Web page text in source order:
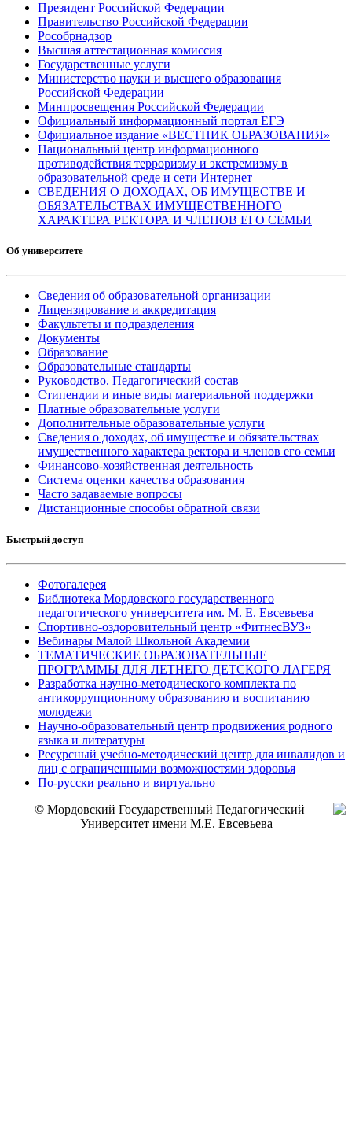
Президент Российской Федерации
Правительство Российской Федерации
Рособрнадзор
Высшая аттестационная комиссия
Государственные услуги
Министерство науки и высшего образования
Российской Федерации
Минпросвещения Российской Федерации
Официальный информационный портал ЕГЭ
Официальное издание «ВЕСТНИК ОБРАЗОВАНИЯ»
Национальный центр информационного
противодействия терроризму и экстремизму в
образовательной среде и сети Интернет
СВЕДЕНИЯ О ДОХОДАХ, ОБ ИМУЩЕСТВЕ И
ОБЯЗАТЕЛЬСТВАХ ИМУЩЕСТВЕННОГО
ХАРАКТЕРА РЕКТОРА И ЧЛЕНОВ ЕГО СЕМЬИ
Об университете
Сведения об образовательной организации
Лицензирование и аккредитация
Факультеты и подразделения
Документы
Образование
Образовательные стандарты
Руководство. Педагогический состав
Стипендии и иные виды материальной поддержки
Платные образовательные услуги
Дополнительные образовательные услуги
Сведения о доходах, об имуществе и обязательствах
имущественного характера ректора и членов его семьи
Финансово-хозяйственная деятельность
Система оценки качества образования
Часто задаваемые вопросы
Дистанционные способы обратной связи
Быстрый доступ
Фотогалерея
Библиотека Мордовского государственного
педагогического университета им. М. Е. Евсевьева
Спортивно-оздоровительный центр «ФитнесВУЗ»
Вебинары Малой Школьной Академии
ТЕМАТИЧЕСКИЕ ОБРАЗОВАТЕЛЬНЫЕ
ПРОГРАММЫ ДЛЯ ЛЕТНЕГО ДЕТСКОГО ЛАГЕРЯ
Разработка научно-методического комплекта по
антикоррупционному образованию и воспитанию
молодежи
Научно-образовательный центр продвижения родного
языка и литературы
Ресурсный учебно-методический центр для инвалидов и
лиц с ограниченными возможностями здоровья
По-русски реально и виртуально
© Мордовский Государственный Педагогический
Университет имени М.Е. Евсевьева